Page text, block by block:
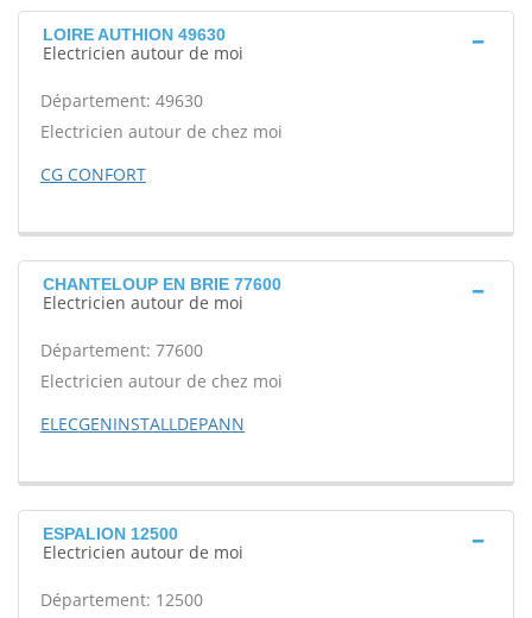
LOIRE AUTHION 49630
Electricien autour de moi
Département: 49630
Electricien autour de chez moi
CG CONFORT
CHANTELOUP EN BRIE 77600
Electricien autour de moi
Département: 77600
Electricien autour de chez moi
ELECGENINSTALLDEPANN
ESPALION 12500
Electricien autour de moi
Département: 12500